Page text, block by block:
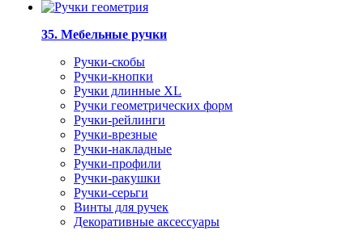
35. Мебельные ручки
Ручки-скобы
Ручки-кнопки
Ручки длинные XL
Ручки геометрических форм
Ручки-рейлинги
Ручки-врезные
Ручки-накладные
Ручки-профили
Ручки-ракушки
Ручки-серьги
Винты для ручек
Декоративные аксессуары